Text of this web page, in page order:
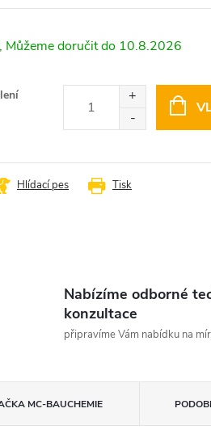
10.8.2026
Tisk
Hlídací pes
Nabízíme odborné
konzultace
připravíme Vám nabídku na
MC-BAUCHEMIE